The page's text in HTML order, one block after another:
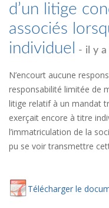
d’un litige
associés
individuel
- il y a
N’encourt aucune
responsabilité limitée de
litige relatif à un mandat
exerçait encore à titre
l’immatriculation de la
pu se voir transmettre
Télécharger le